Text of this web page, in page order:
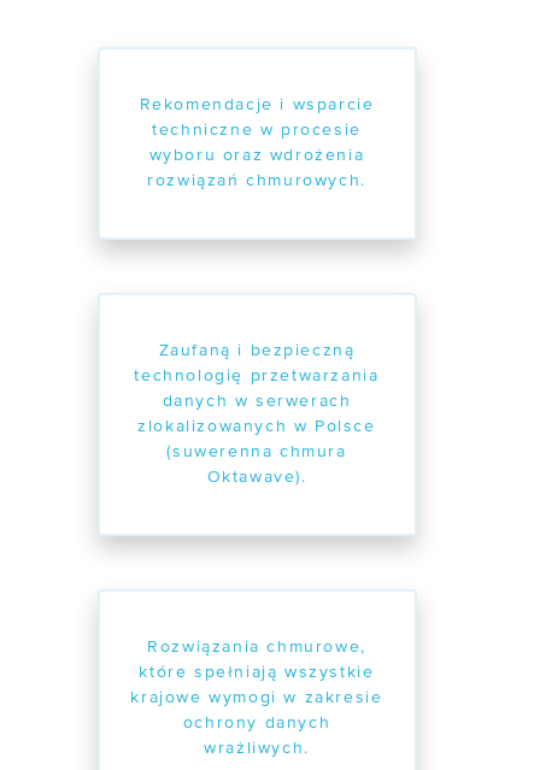
Rekomendacje i wsparcie
techniczne w procesie
wyboru oraz wdrożenia
rozwiązań chmurowych.
Zaufaną i bezpieczną
technologię przetwarzania
danych w serwerach
zlokalizowanych w Polsce
(suwerenna chmura
Oktawave).
Rozwiązania chmurowe,
które spełniają wszystkie
krajowe wymogi w zakresie
ochrony danych
wrażliwych.